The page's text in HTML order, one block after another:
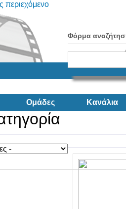
περιεχόμενο
Φόρμα
Ομάδες Κανάλια